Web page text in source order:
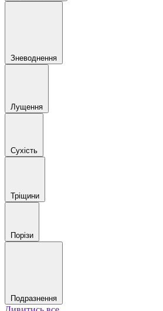
Зневоднення
Лущення
Сухість
Тріщини
Порізи
Подразнення